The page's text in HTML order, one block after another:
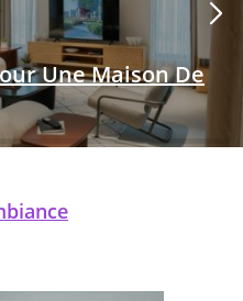
Une Maison De
privilégient une